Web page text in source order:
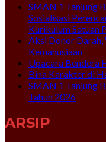
SMAN 1 Tanjung
Sosialisasi
Kurikulum Satuan
Aksi Donor Darah,
Kemanusiaan
Upacara Bendera
Bina Karakter di
SMAN 1 Tanjung
Tahun 2026
ARSIP